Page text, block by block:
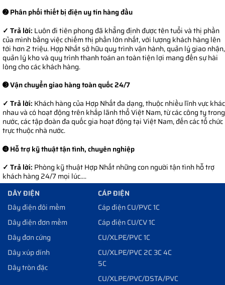
➋ Phân phối thiết bị điện uy tín hàng đầu
✓ Trả lời: Luôn đi tiên phong đã khẳng định được tên tuổi và thị phần
của mình bằng việc chiếm thị phần lớn nhất, với lượng khách hàng lên
tới hơn 2 triệu. Hợp Nhất sở hữu quy trình vận hành, quản lý giao nhận,
quản lý kho và quy trình thanh toán an toàn tiện lợi mang đến sự hài
lòng cho các khách hàng.
➌ Vận chuyển giao hàng toàn quốc 24/7
✓ Trả lời: Khách hàng của Hợp Nhất đa dạng, thuộc nhiều lĩnh vực khác
nhau và có hoạt động trên khắp lãnh thổ Việt Nam, từ các công ty trong
nước, các tập đoàn đa quốc gia hoạt động tại Việt Nam, đến các tổ chức
trực thuộc nhà nước.
➍ Hỗ trợ kỹ thuật tận tình, chuyên nghiệp
✓ Trả lời: Phòng kỹ thuật Hợp Nhất những con người tận tình hỗ trợ
khách hàng 24/7 mọi lúc....
DÂY ĐIỆN
Dây điện đôi mềm
Dây điện đơn mềm
Dây đơn cứng
Dây xúp dính
Dây tròn đặc
CÁP ĐIỆN
Cáp điện CU/PVC 1C
Cáp điện CU/CV 1C
CU/XLPE/PVC 1C
CU/XLPE/PVC 2C 3C 4C
5C
CU/XLPE/PVC/DSTA/PVC